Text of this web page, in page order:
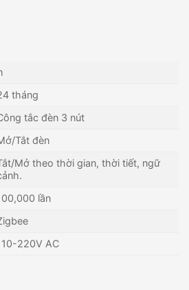
tháng
tắc đèn 3 nút
Tắt đèn
Mở theo thời gian, thời tiết, ngữ
lần
220V AC